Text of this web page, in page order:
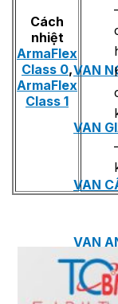
VAN
VAN
VAN
VAN
Cách
nhiệt
ArmaFlex
Class 0,
ArmaFlex
Class 1